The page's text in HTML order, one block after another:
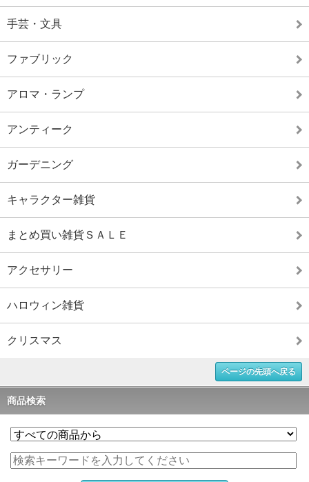
手芸・文具
ファブリック
アロマ・ランプ
アンティーク
ガーデニング
キャラクター雑貨
まとめ買い雑貨ＳＡＬＥ
アクセサリー
ハロウィン雑貨
クリスマス
ページの先頭へ戻る
商品検索